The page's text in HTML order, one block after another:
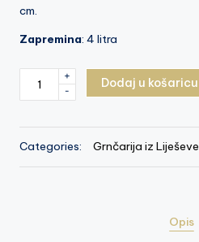
cm.
Zapremina: 4 litra
-
+
Dodaj u košaricu
Categories: Grnčarija iz Liješeve
Opis